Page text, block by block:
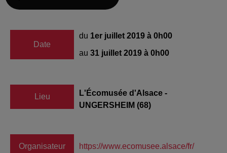
Date
du 1er juillet 2019 à 0h00
au 31 juillet 2019 à 0h00
Lieu
L'Écomusée d'Alsace -
UNGERSHEIM (68)
Organisateur https://www.ecomusee.alsace/fr/